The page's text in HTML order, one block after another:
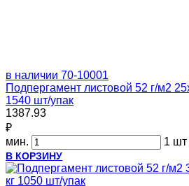
в наличии 70-10001
Подпергамент листовой 52 г/м2
1540 шт/упак
1387.93
₽
мин.
1 шт
В КОРЗИНУ